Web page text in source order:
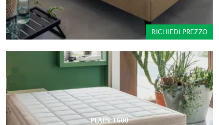
RICHIEDI PREZZO
PLAIN 1600